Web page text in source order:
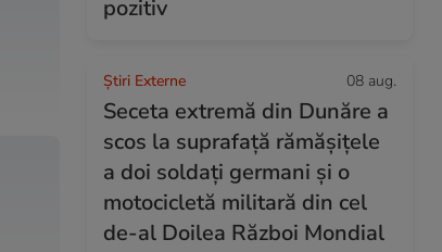
pozitiv
Știri Externe 08 aug.
Seceta extremă din Dunăre a
scos la suprafață rămășițele
a doi soldați germani și o
motocicletă militară din cel
de-al Doilea Război Mondial